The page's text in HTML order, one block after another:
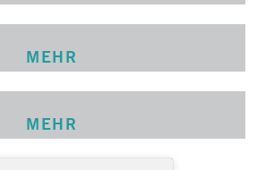
MEHR
MEHR